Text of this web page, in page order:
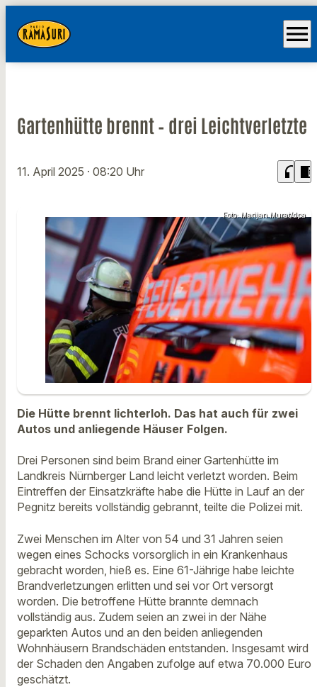
menu
Gartenhütte brennt – drei Leichtverletzte
11. April 2025 · 08:20 Uhr headphones chrome_reader_mode
Foto: Marijan Murat/dpa
Die Hütte brennt lichterloh. Das hat auch für zwei
Autos und anliegende Häuser Folgen.
Drei Personen sind beim Brand einer Gartenhütte im
Landkreis Nürnberger Land leicht verletzt worden. Beim
Eintreffen der Einsatzkräfte habe die Hütte in Lauf an der
Pegnitz bereits vollständig gebrannt, teilte die Polizei mit.
Zwei Menschen im Alter von 54 und 31 Jahren seien
wegen eines Schocks vorsorglich in ein Krankenhaus
gebracht worden, hieß es. Eine 61-Jährige habe leichte
Brandverletzungen erlitten und sei vor Ort versorgt
worden. Die betroffene Hütte brannte demnach
vollständig aus. Zudem seien an zwei in der Nähe
geparkten Autos und an den beiden anliegenden
Wohnhäusern Brandschäden entstanden. Insgesamt wird
der Schaden den Angaben zufolge auf etwa 70.000 Euro
geschätzt.